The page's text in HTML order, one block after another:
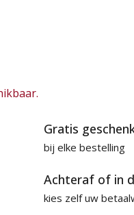
Gratis
bij elke bestelling
Achteraf of in
kies zelf uw